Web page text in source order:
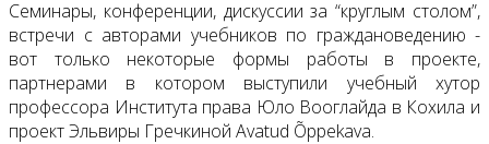
Семинары, конференции, дискуссии за “круглым столом”,
встречи с авторами учебников по граждановедению -
вот только некоторые формы работы в проекте,
партнерами в котором выступили учебный хутор
профессора Института права Юло Вооглайда в Кохила и
проект Эльвиры Гречкиной Avatud Õppekava.